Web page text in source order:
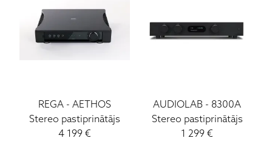
REGA -AETHOS
Stereo pastiprinātājs
4 199 €
AUDIOLAB - 8300A
Stereo pastiprinātājs
1 299 €